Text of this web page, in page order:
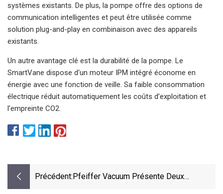
systèmes existants. De plus, la pompe offre des options de
communication intelligentes et peut être utilisée comme
solution plug-and-play en combinaison avec des appareils
existants.
Un autre avantage clé est la durabilité de la pompe. Le
SmartVane dispose d'un moteur IPM intégré économe en
énergie avec une fonction de veille. Sa faible consommation
électrique réduit automatiquement les coûts d’exploitation et
l’empreinte CO2.
Précédent: Pfeiffer Vacuum Présente Deux